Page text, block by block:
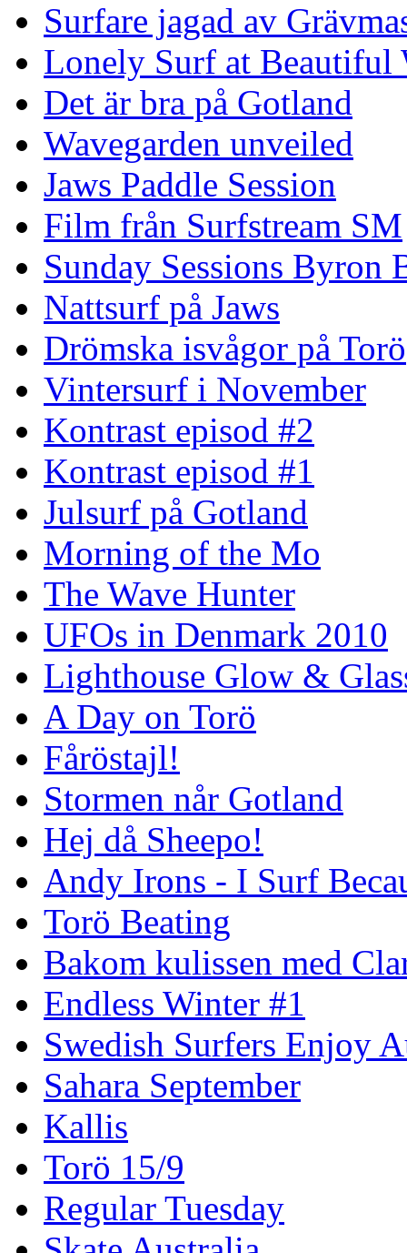
Surfare jagad av
Lonely Surf at Beautiful
Det är bra på Gotland
Wavegarden unveiled
Jaws Paddle Session
Film från Surfstream SM
Sunday Sessions Byron
Nattsurf på Jaws
Drömska isvågor på Torö
Vintersurf i November
Kontrast episod #2
Kontrast episod #1
Julsurf på Gotland
Morning of the Mo
The Wave Hunter
UFOs in Denmark 2010
Lighthouse Glow &
A Day on Torö
Fåröstajl!
Stormen når Gotland
Hej då Sheepo!
Andy Irons - I Surf
Torö Beating
Bakom kulissen med
Endless Winter #1
Swedish Surfers Enjoy
Sahara September
Kallis
Torö 15/9
Regular Tuesday